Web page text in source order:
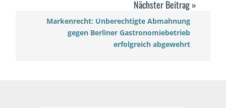
Markenrecht: Unberechtigte Abmahnung
gegen Berliner Gastronomiebetrieb
erfolgreich abgewehrt